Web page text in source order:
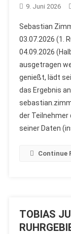
9. Juni 2026
Sebastian
03.07.2026 (1.
04.09.2026
ausgetragen
genießt, lädt
das Ergebnis
der
seiner Daten
Continue
TOBIAS